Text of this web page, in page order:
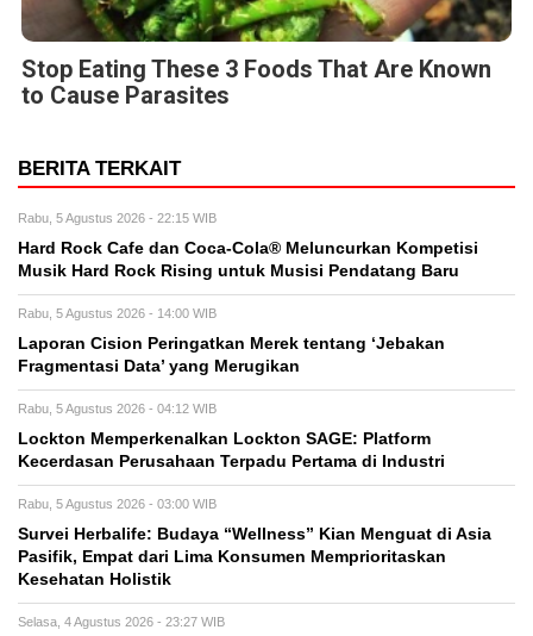
Stop Eating These 3 Foods That Are Known
to Cause Parasites
BERITA TERKAIT
Rabu, 5 Agustus 2026 - 22:15 WIB
Hard Rock Cafe dan Coca-Cola® Meluncurkan Kompetisi
Musik Hard Rock Rising untuk Musisi Pendatang Baru
Rabu, 5 Agustus 2026 - 14:00 WIB
Laporan Cision Peringatkan Merek tentang ‘Jebakan
Fragmentasi Data’ yang Merugikan
Rabu, 5 Agustus 2026 - 04:12 WIB
Lockton Memperkenalkan Lockton SAGE: Platform
Kecerdasan Perusahaan Terpadu Pertama di Industri
Rabu, 5 Agustus 2026 - 03:00 WIB
Survei Herbalife: Budaya “Wellness” Kian Menguat di Asia
Pasifik, Empat dari Lima Konsumen Memprioritaskan
Kesehatan Holistik
Selasa, 4 Agustus 2026 - 23:27 WIB